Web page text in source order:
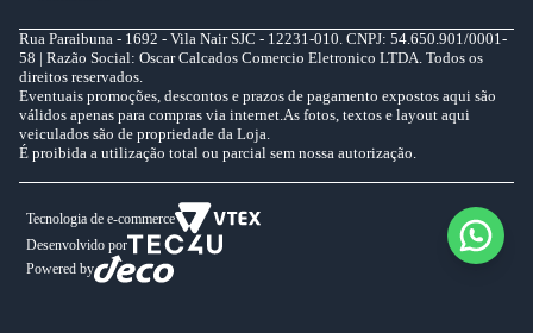
Rua Paraibuna - 1692 - Vila Nair SJC - 12231-010. CNPJ: 54.650.901/0001-
58 | Razão Social: Oscar Calcados Comercio Eletronico LTDA. Todos os
direitos reservados.
Eventuais promoções, descontos e prazos de pagamento expostos aqui são
válidos apenas para compras via internet.As fotos, textos e layout aqui
veiculados são de propriedade da Loja.
É proibida a utilização total ou parcial sem nossa autorização.
Tecnologia de e-commerce
Desenvolvido por
Powered by